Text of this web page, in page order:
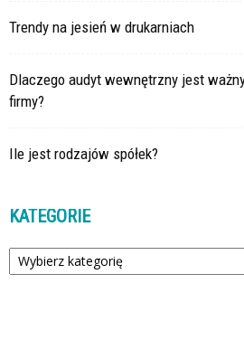
Trendy na jesień w drukarniach
Dlaczego audyt wewnętrzny jest
firmy?
Ile jest rodzajów spółek?
KATEGORIE
Kategorie